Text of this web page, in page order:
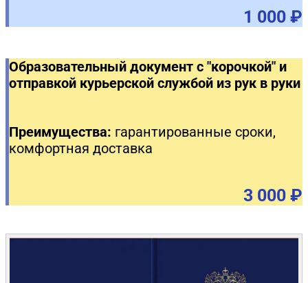
1 000 ₽
Образовательный документ с "корочкой" и
отправкой курьерской службой из рук в руки
Преимущества: гарантированные сроки,
комфортная доставка
3 000 ₽